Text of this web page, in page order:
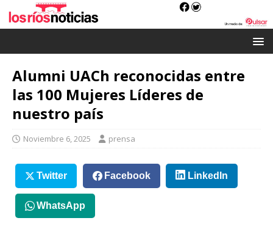
Alumni UACh reconocidas entre
las 100 Mujeres Líderes de
nuestro país
Noviembre 6, 2025 prensa
Twitter Facebook LinkedIn
WhatsApp